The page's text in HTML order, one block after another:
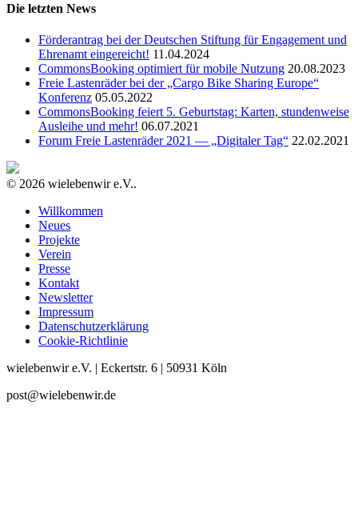
Die letzten News
Förderantrag bei der Deutschen Stiftung für Engagement und
Ehrenamt eingereicht! 11.04.2024
CommonsBooking optimiert für mobile Nutzung 20.08.2023
Freie Lastenräder bei der „Cargo Bike Sharing Europe“
Konferenz 05.05.2022
CommonsBooking feiert 5. Geburtstag: Karten, stundenweise
Ausleihe und mehr! 06.07.2021
Forum Freie Lastenräder 2021 — „Digitaler Tag“ 22.02.2021
© 2026 wielebenwir e.V..
Willkommen
Neues
Projekte
Verein
Presse
Kontakt
Newsletter
Impressum
Datenschutzerklärung
Cookie-Richtlinie
wielebenwir e.V. | Eckertstr. 6 | 50931 Köln
post@wielebenwir.de